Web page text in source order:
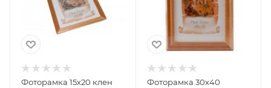
Фоторамка 15х20 клен
Фоторамка 30х40